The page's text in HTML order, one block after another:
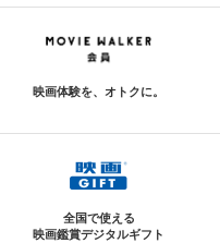
映画体験を、オトクに。
全国で使える
映画鑑賞デジタルギフト